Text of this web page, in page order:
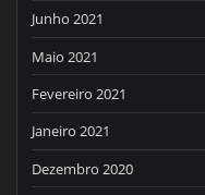
Junho 2021
Maio 2021
Fevereiro 2021
Janeiro 2021
Dezembro 2020